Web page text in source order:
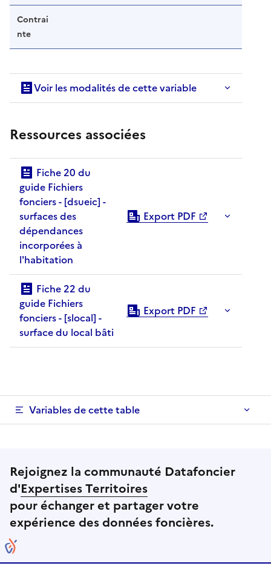
Contrai
nte
Voir les modalités de cette variable
Ressources associées
guide Fichiers
fonciers - [dsueic] -
surfaces des
dépendances
incorporées à
l'habitation
Export PDF
guide Fichiers
fonciers - [slocal] -
surface du local bâti
Export PDF
Variables de cette table
Rejoignez la communauté Datafoncier
d'Expertises Territoires
pour échanger et partager votre
expérience des données foncières.